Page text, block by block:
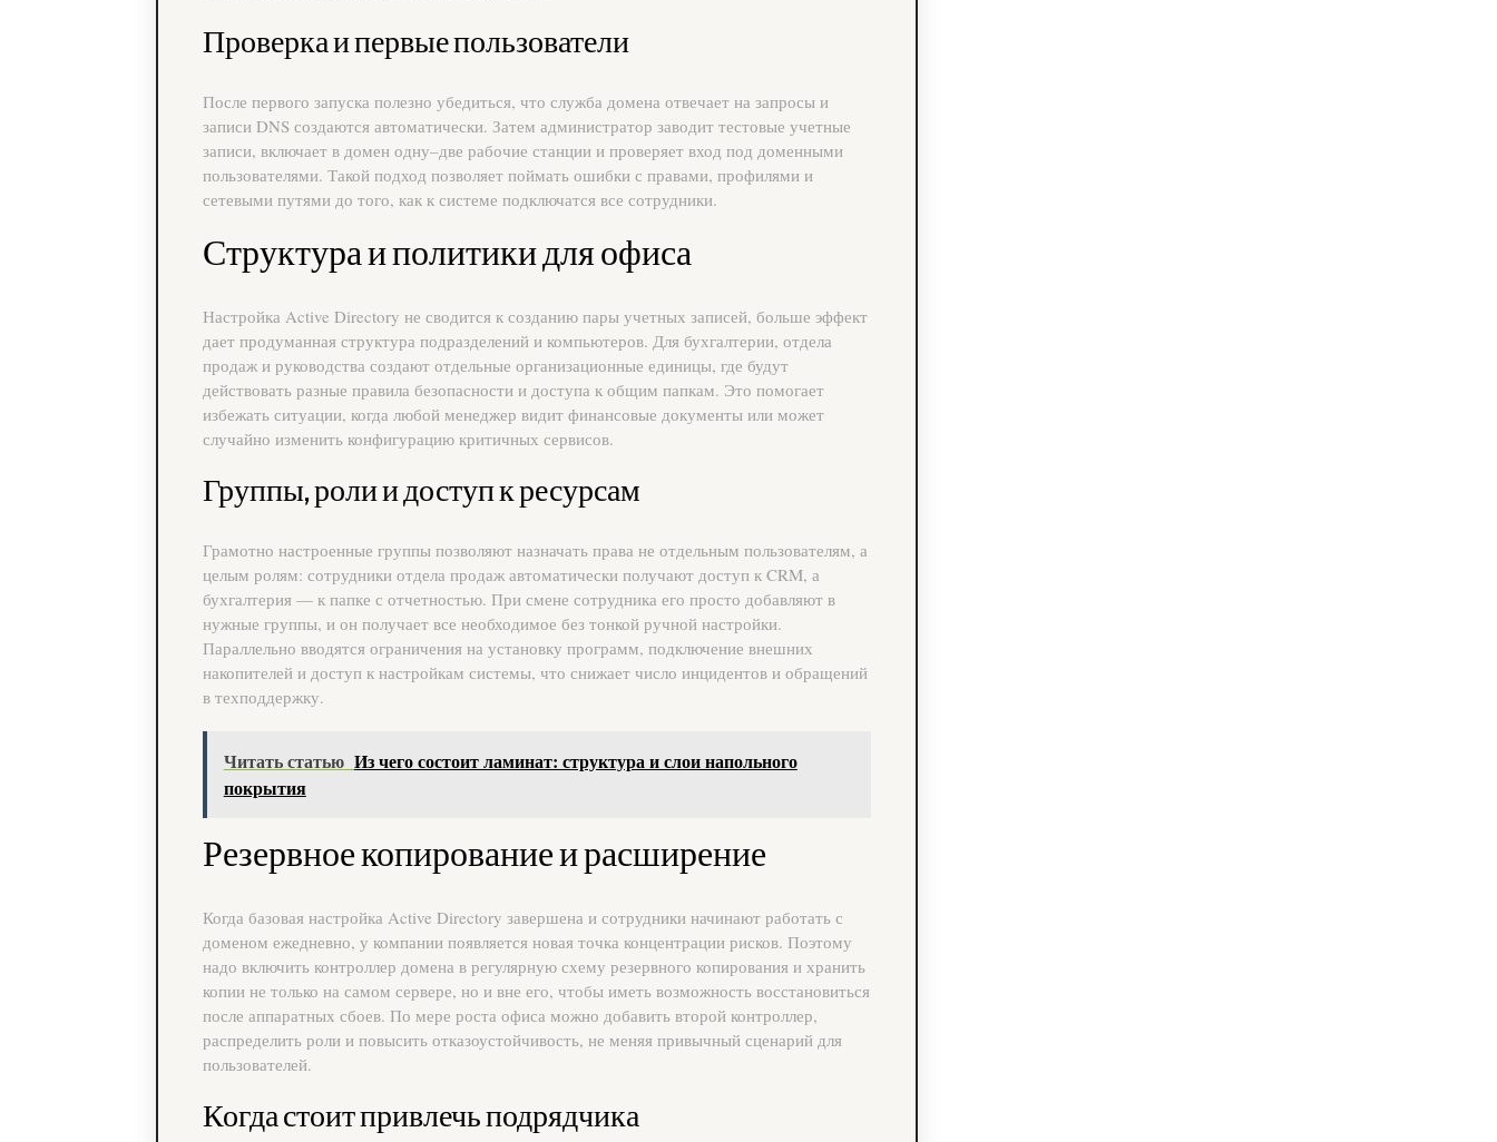
Проверка и первые пользователи
После первого запуска полезно убедиться, что служба домена отвечает на запросы и
записи DNS создаются автоматически. Затем администратор заводит тестовые учетные
записи, включает в домен одну–две рабочие станции и проверяет вход под доменными
пользователями. Такой подход позволяет поймать ошибки с правами, профилями и
сетевыми путями до того, как к системе подключатся все сотрудники.
Структура и политики для офиса
Настройка Active Directory не сводится к созданию пары учетных записей, больше эффект
дает продуманная структура подразделений и компьютеров. Для бухгалтерии, отдела
продаж и руководства создают отдельные организационные единицы, где будут
действовать разные правила безопасности и доступа к общим папкам. Это помогает
избежать ситуации, когда любой менеджер видит финансовые документы или может
случайно изменить конфигурацию критичных сервисов.
Группы, роли и доступ к ресурсам
Грамотно настроенные группы позволяют назначать права не отдельным пользователям, а
целым ролям: сотрудники отдела продаж автоматически получают доступ к CRM, а
бухгалтерия — к папке с отчетностью. При смене сотрудника его просто добавляют в
нужные группы, и он получает все необходимое без тонкой ручной настройки.
Параллельно вводятся ограничения на установку программ, подключение внешних
накопителей и доступ к настройкам системы, что снижает число инцидентов и обращений
в техподдержку.
Читать статью Из чего состоит ламинат: структура и слои напольного
покрытия
Резервное копирование и расширение
Когда базовая настройка Active Directory завершена и сотрудники начинают работать с
доменом ежедневно, у компании появляется новая точка концентрации рисков. Поэтому
надо включить контроллер домена в регулярную схему резервного копирования и хранить
копии не только на самом сервере, но и вне его, чтобы иметь возможность восстановиться
после аппаратных сбоев. По мере роста офиса можно добавить второй контроллер,
распределить роли и повысить отказоустойчивость, не меняя привычный сценарий для
пользователей.
Когда стоит привлечь подрядчика